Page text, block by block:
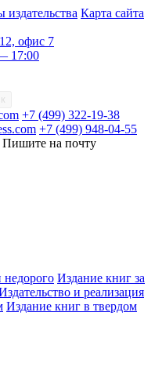
издательства Карта сайта
офис 7
17:00
+7 (499) 322-19-38
+7 (499) 948-04-55
Пишите на почту
недорого Издание книг за
и реализация
Издание книг в твердом